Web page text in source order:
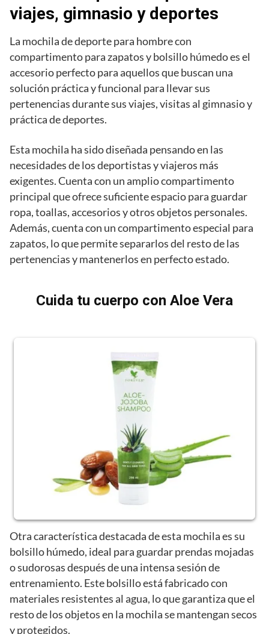
viajes, gimnasio y deportes
La mochila de deporte para hombre con
compartimento para zapatos y bolsillo húmedo es el
accesorio perfecto para aquellos que buscan una
solución práctica y funcional para llevar sus
pertenencias durante sus viajes, visitas al gimnasio y
práctica de deportes.
Esta mochila ha sido diseñada pensando en las
necesidades de los deportistas y viajeros más
exigentes. Cuenta con un amplio compartimento
principal que ofrece suficiente espacio para guardar
ropa, toallas, accesorios y otros objetos personales.
Además, cuenta con un compartimento especial para
zapatos, lo que permite separarlos del resto de las
pertenencias y mantenerlos en perfecto estado.
Cuida tu cuerpo con Aloe Vera
Otra característica destacada de esta mochila es su
bolsillo húmedo, ideal para guardar prendas mojadas
o sudorosas después de una intensa sesión de
entrenamiento. Este bolsillo está fabricado con
materiales resistentes al agua, lo que garantiza que el
resto de los objetos en la mochila se mantengan secos
y protegidos.